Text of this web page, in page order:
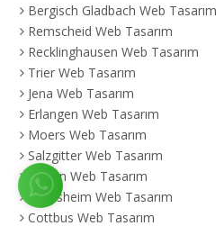
Bergisch Gladbach Web Tasarım
Remscheid Web Tasarım
Recklinghausen Web Tasarım
Trier Web Tasarım
Jena Web Tasarım
Erlangen Web Tasarım
Moers Web Tasarım
Salzgitter Web Tasarım
Siegen Web Tasarım
Hildesheim Web Tasarım
Cottbus Web Tasarım